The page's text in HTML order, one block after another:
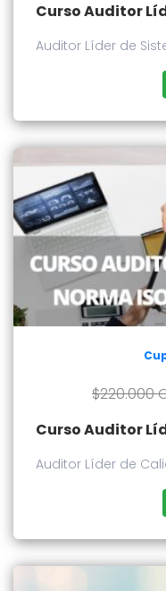
Auditor Líder de
$220.000
Auditor Líder de